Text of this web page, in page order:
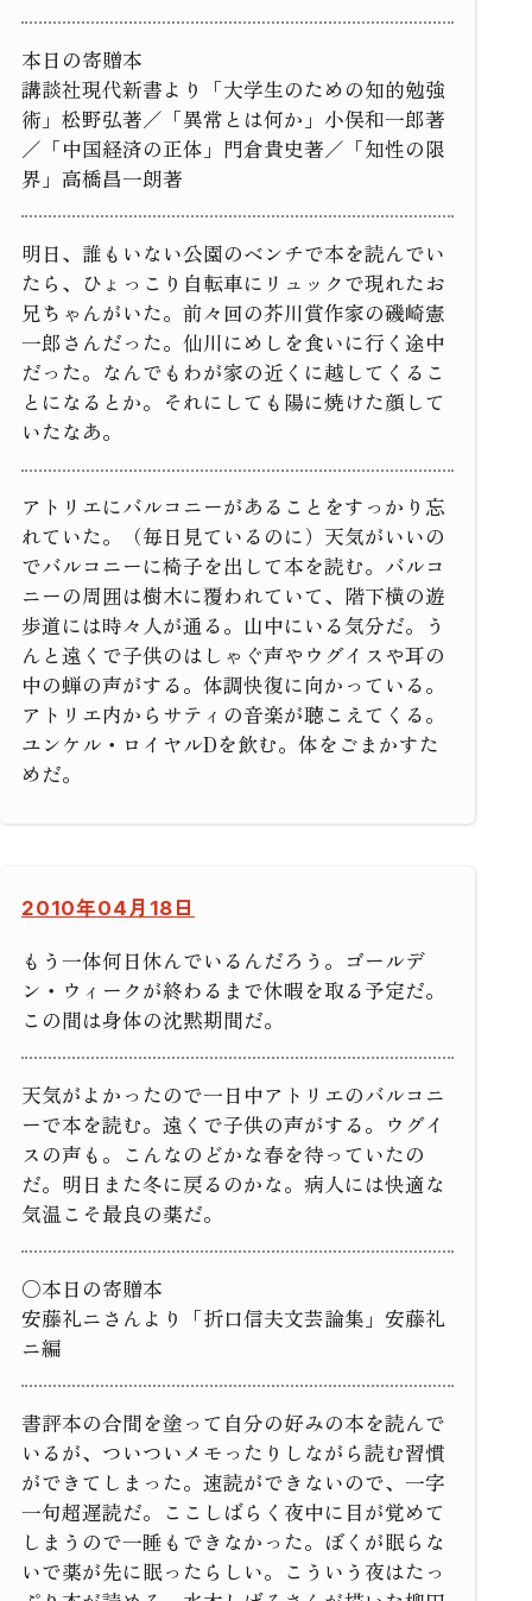
本日の寄贈本
講談社現代新書より「大学生のための知的勉強
術」松野弘著／「異常とは何か」小俣和一郎著
／「中国経済の正体」門倉貴史著／「知性の限
界」高橋昌一朗著
明日、誰もいない公園のベンチで本を読んでい
たら、ひょっこり自転車にリュックで現れたお
兄ちゃんがいた。前々回の芥川賞作家の磯崎憲
一郎さんだった。仙川にめしを食いに行く途中
だった。なんでもわが家の近くに越してくるこ
とになるとか。それにしても陽に焼けた顔して
いたなあ。
アトリエにバルコニーがあることをすっかり忘
れていた。（毎日見ているのに）天気がいいの
でバルコニーに椅子を出して本を読む。バルコ
ニーの周囲は樹木に覆われていて、階下横の遊
歩道には時々人が通る。山中にいる気分だ。う
んと遠くで子供のはしゃぐ声やウグイスや耳の
中の蝉の声がする。体調快復に向かっている。
アトリエ内からサティの音楽が聴こえてくる。
ユンケル・ロイヤルDを飲む。体をごまかすた
めだ。
2010年04月18日
もう一体何日休んでいるんだろう。ゴールデ
ン・ウィークが終わるまで休暇を取る予定だ。
この間は身体の沈黙期間だ。
天気がよかったので一日中アトリエのバルコニ
ーで本を読む。遠くで子供の声がする。ウグイ
スの声も。こんなのどかな春を待っていたの
だ。明日また冬に戻るのかな。病人には快適な
気温こそ最良の薬だ。
○本日の寄贈本
安藤礼ニさんより「折口信夫文芸論集」安藤礼
ニ編
書評本の合間を塗って自分の好みの本を読んで
いるが、ついついメモったりしながら読む習慣
ができてしまった。速読ができないので、一字
一句超遅読だ。ここしばらく夜中に目が覚めて
しまうので一睡もできなかった。ぼくが眠らな
いで薬が先に眠ったらしい。こういう夜はたっ